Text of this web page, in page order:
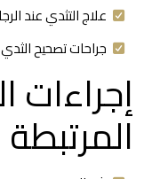
علاج التثدي عند
جراحات تصحيح الثدي
إجراءات